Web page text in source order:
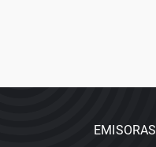
EMISORAS